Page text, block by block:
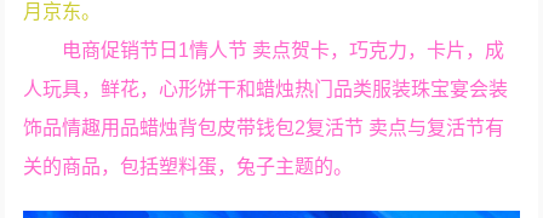
月京东。
电商促销节日1情人节 卖点贺卡，巧克力，卡片，成
人玩具，鲜花，心形饼干和蜡烛热门品类服装珠宝宴会装
饰品情趣用品蜡烛背包皮带钱包2复活节 卖点与复活节有
关的商品，包括塑料蛋，兔子主题的。